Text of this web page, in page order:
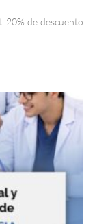
20% de descuento